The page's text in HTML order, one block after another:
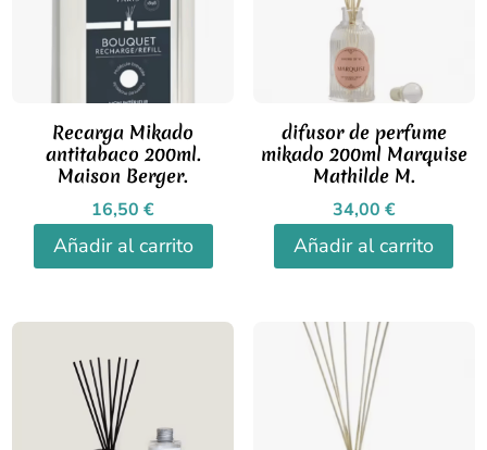
Recarga Mikado
antitabaco 200ml.
Maison Berger.
16,50€
Añadir al carrito
difusor de perfume
mikado 200ml Marquise
Mathilde M.
34,00 €
Añadir al carrito